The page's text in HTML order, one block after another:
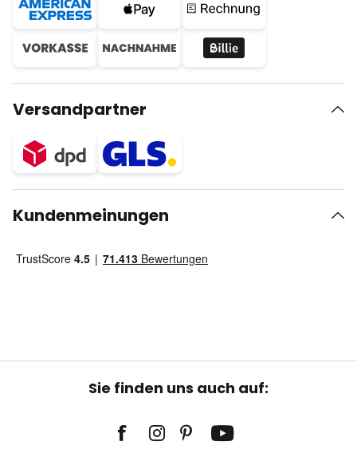
Versandpartner
Kundenmeinungen
Sie finden uns auch auf: